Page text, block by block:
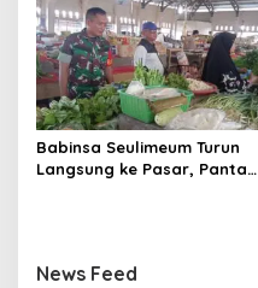
Satuan
Babinsa Seulimeum Turun
Langsung ke Pasar, Pantau
News Feed